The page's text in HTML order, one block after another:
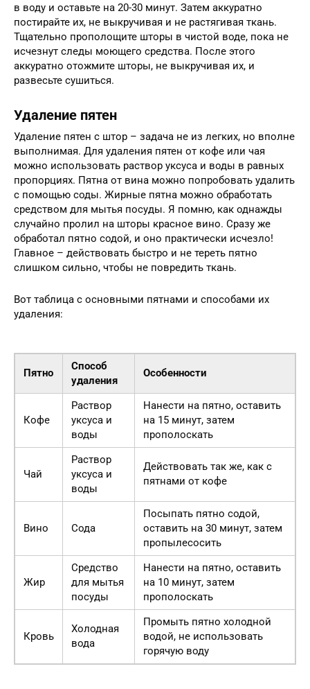
в воду и оставьте на 20-30 минут. Затем аккуратно
постирайте их, не выкручивая и не растягивая ткань.
Тщательно прополощите шторы в чистой воде, пока не
исчезнут следы моющего средства. После этого
аккуратно отожмите шторы, не выкручивая их, и
развесьте сушиться.
Удаление пятен
Удаление пятен с штор – задача не из легких, но вполне
выполнимая. Для удаления пятен от кофе или чая
можно использовать раствор уксуса и воды в равных
пропорциях. Пятна от вина можно попробовать удалить
с помощью соды. Жирные пятна можно обработать
средством для мытья посуды. Я помню, как однажды
случайно пролил на шторы красное вино. Сразу же
обработал пятно содой, и оно практически исчезло!
Главное – действовать быстро и не тереть пятно
слишком сильно, чтобы не повредить ткань.
Вот таблица с основными пятнами и способами их
удаления:
Пятно
Способ
удаления
Особенности
Кофе
Раствор
уксуса и
воды
Нанести на пятно, оставить
на 15 минут, затем
прополоскать
Чай
Раствор
уксуса и
воды
Действовать так же, как с
пятнами от кофе
Вино Сода
Посыпать пятно содой,
оставить на 30 минут, затем
пропылесосить
Жир
Средство
для мытья
посуды
Нанести на пятно, оставить
на 10 минут, затем
прополоскать
Кровь
Холодная
вода
Промыть пятно холодной
водой, не использовать
горячую воду